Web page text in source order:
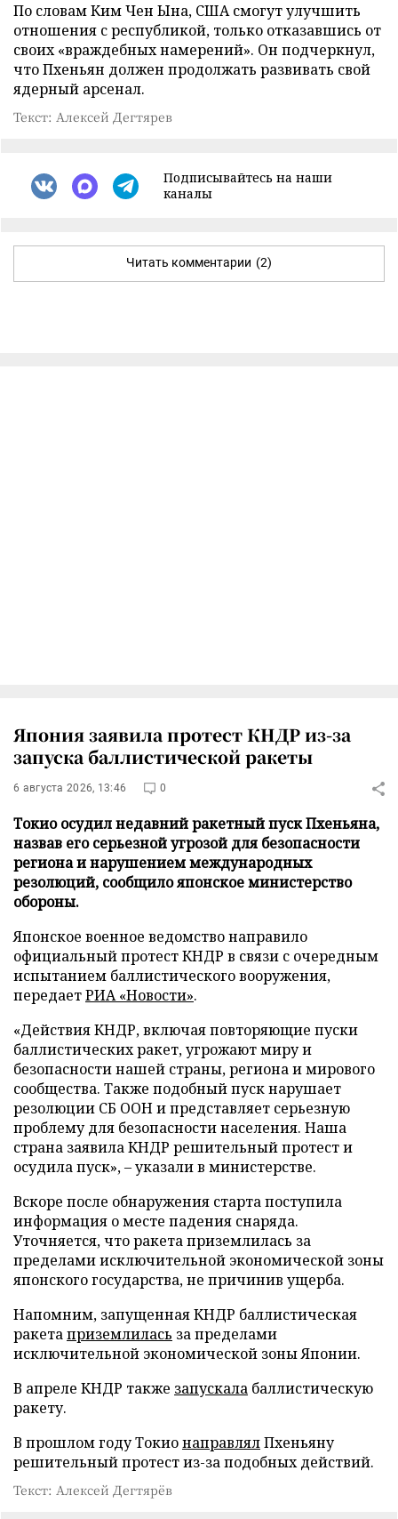
По словам Ким Чен Ына, США смогут улучшить
отношения с республикой, только отказавшись от
своих «враждебных намерений». Он подчеркнул,
что Пхеньян должен продолжать развивать свой
ядерный арсенал.
Текст: Алексей Дегтярев
Подписывайтесь на наши
каналы
Читать комментарии (2)
Япония заявила протест КНДР из-за
запуска баллистической ракеты
6 августа 2026, 13:46 0
Токио осудил недавний ракетный пуск Пхеньяна,
назвав его серьезной угрозой для безопасности
региона и нарушением международных
резолюций, сообщило японское министерство
обороны.
Японское военное ведомство направило
официальный протест КНДР в связи с очередным
испытанием баллистического вооружения,
передаетРИА «Новости».
«Действия КНДР, включая повторяющие пуски
баллистических ракет, угрожают миру и
безопасности нашей страны, региона и мирового
сообщества. Также подобный пуск нарушает
резолюции СБ ООН и представляет серьезную
проблему для безопасности населения. Наша
страна заявила КНДР решительный протест и
осудила пуск», – указали в министерстве.
Вскоре после обнаружения старта поступила
информация о месте падения снаряда.
Уточняется, что ракета приземлилась за
пределами исключительной экономической зоны
японского государства, не причинив ущерба.
Напомним, запущенная КНДР баллистическая
ракетаприземлилась за пределами
исключительной экономической зоны Японии.
В апреле КНДР также запускала баллистическую
ракету.
В прошлом году ТокионаправлялПхеньяну
решительный протест из-за подобных действий.
Текст: Алексей Дегтярёв